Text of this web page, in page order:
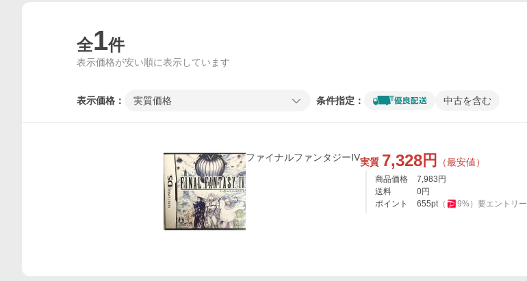
全1件
表示価格が安い順に表示しています
表示価格： 実質価格 条件指定： 中古を含む
ファイナルファンタジーIV実質 7,328円 （最安値）
商品価格 7,983 円
送料
0円
ポイント
655pt（ 9%） 要エントリー